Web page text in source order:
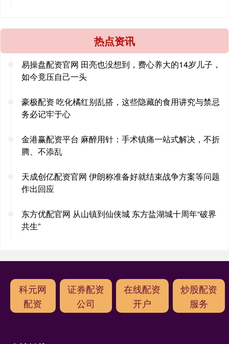
热点资讯
易操盘配资官网 田亮也没想到，费心养大的14岁儿子，
如今竟压自己一头
豪极配资 吃化橘红别乱搭，这些隐藏的食用讲究与禁忌
务必记牢于心
金港赢配资平台 麻醉用针：手术镇痛一站式解决，不折
腾、不添乱
天成创亿配资官网 伊朗称准备好就结束战争方案等问题
作出回应
东方优配官网 从山镇到仙侠城 东方盐湖城十周年“破界
共生”
科元网
配资
证券配资
公司
在线配资
开户
炒股配资
服务